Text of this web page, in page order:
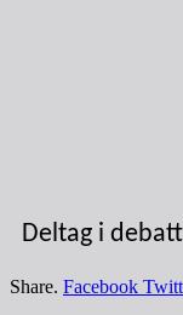
Deltag i
Share. Facebook